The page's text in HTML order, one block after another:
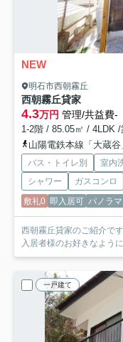
NEW
明石市西朝霧丘
西朝霧丘貸家
4.3万円 管理/共益費-
1-2階 / 85.05㎡ / 4LDK /
山陽電鉄本線「大蔵
バス・トイレ別 室内
シャワー
ガスコンロ
敷礼0 即入居可 パノラマ
西朝霧丘貸家のご紹介で
入居者様のお好きなよう
一戸建て